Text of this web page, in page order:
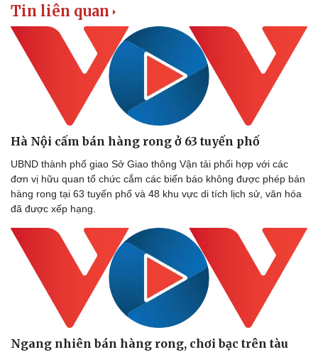
Tin liên quan
Hà Nội cấm bán hàng rong ở 63 tuyến phố
UBND thành phố giao Sở Giao thông Vận tải phối hợp với các
đơn vị hữu quan tổ chức cắm các biển báo không được phép bán
hàng rong tại 63 tuyến phố và 48 khu vực di tích lịch sử, văn hóa
đã được xếp hạng.
Ngang nhiên bán hàng rong, chơi bạc trên tàu